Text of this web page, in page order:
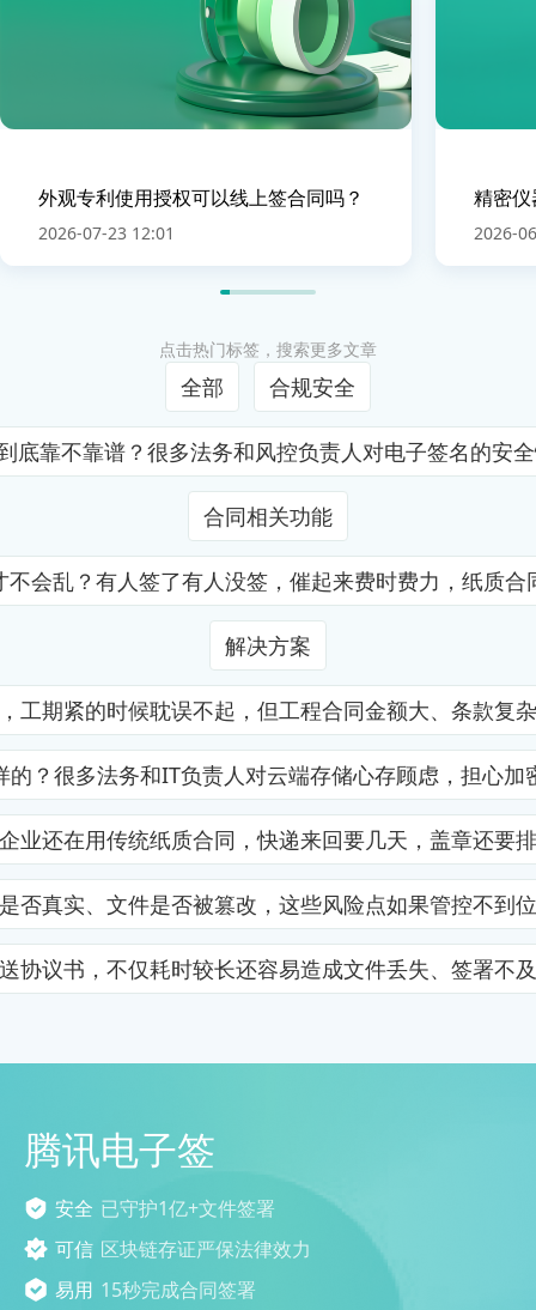
外观专利使用授权可以线上签合同吗？
2026-07-23 12:01
精密
2026-
点击热门标签，搜索更多文章
全部 合规安全
靠不靠谱？很多法务和风控负责人对电子签名的
合同相关功能
会乱？有人签了有人没签，催起来费时费力，纸质
解决方案
期紧的时候耽误不起，但工程合同金额大、条款
很多法务和IT负责人对云端存储心存顾虑，担
还在用传统纸质合同，快递来回要几天，盖章还
真实、文件是否被篡改，这些风险点如果管控不
议书，不仅耗时较长还容易造成文件丢失、签署
腾讯电子签
安全 已守护1亿+文件签署
可信 区块链存证严保法律效力
易用 15秒完成合同签署